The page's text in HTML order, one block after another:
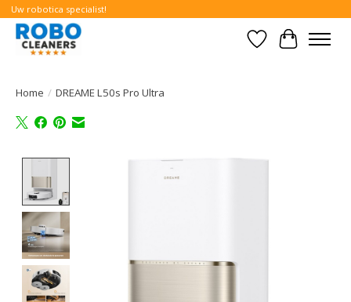
Uw robotica specialist!
Verlanglijst
Home / DREAME L50s Pro Ultra
Product image slideshow Items